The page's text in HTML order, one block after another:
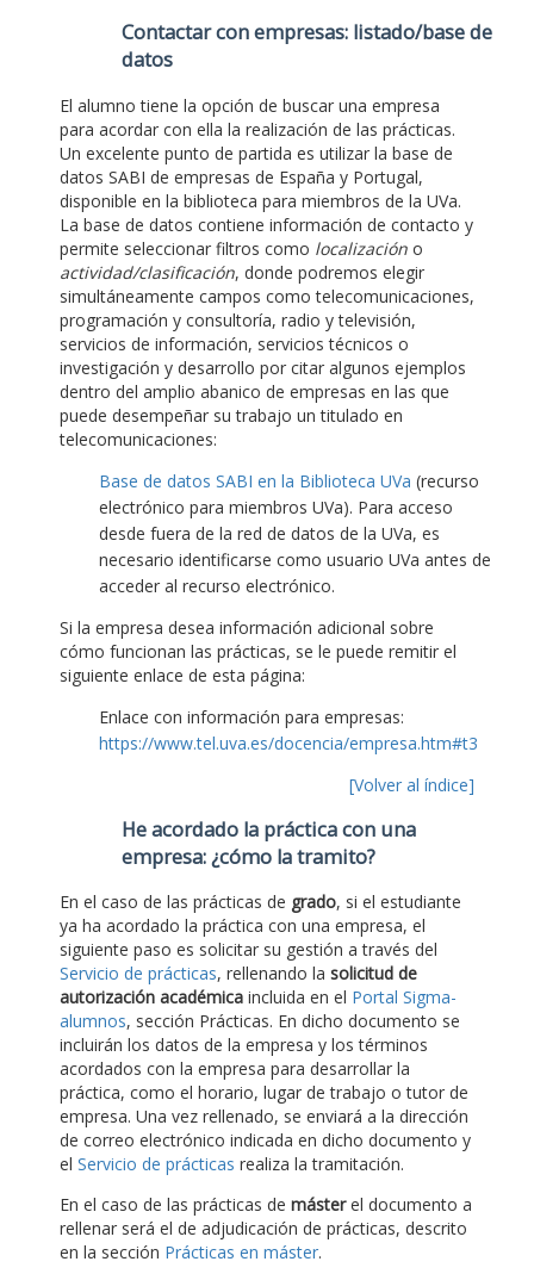
Contactar con empresas: listado/base de
datos
El alumno tiene la opción de buscar una empresa
para acordar con ella la realización de las prácticas.
Un excelente punto de partida es utilizar la base de
datos SABI de empresas de España y Portugal,
disponible en la biblioteca para miembros de la UVa.
La base de datos contiene información de contacto y
permite seleccionar filtros como localización o
actividad/clasificación, donde podremos elegir
simultáneamente campos como telecomunicaciones,
programación y consultoría, radio y televisión,
servicios de información, servicios técnicos o
investigación y desarrollo por citar algunos ejemplos
dentro del amplio abanico de empresas en las que
puede desempeñar su trabajo un titulado en
telecomunicaciones:
Base de datos SABI en la Biblioteca UVa (recurso
electrónico para miembros UVa). Para acceso
desde fuera de la red de datos de la UVa, es
necesario identificarse como usuario UVa antes de
acceder al recurso electrónico.
Si la empresa desea información adicional sobre
cómo funcionan las prácticas, se le puede remitir el
siguiente enlace de esta página:
Enlace con información para empresas:
https://www.tel.uva.es/docencia/empresa.htm#t3
[Volver al índice]
He acordado la práctica con una
empresa: ¿cómo la tramito?
En el caso de las prácticas de grado, si el estudiante
ya ha acordado la práctica con una empresa, el
siguiente paso es solicitar su gestión a través del
Servicio de prácticas, rellenando la solicitud de
autorización académica incluida en el Portal Sigma-
alumnos, sección Prácticas. En dicho documento se
incluirán los datos de la empresa y los términos
acordados con la empresa para desarrollar la
práctica, como el horario, lugar de trabajo o tutor de
empresa. Una vez rellenado, se enviará a la dirección
de correo electrónico indicada en dicho documento y
el Servicio de prácticas realiza la tramitación.
En el caso de las prácticas de másterel documento a
rellenar será el de adjudicación de prácticas, descrito
en la sección Prácticas en máster.